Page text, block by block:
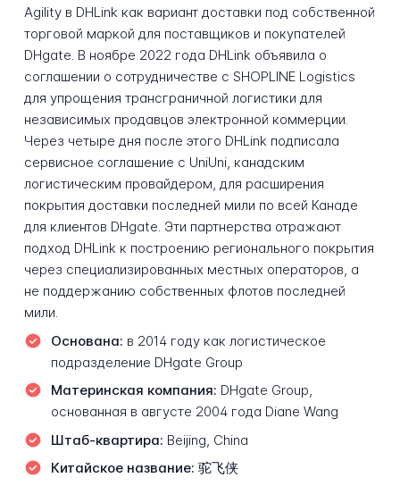
Agility в DHLink как вариант доставки под собственной
торговой маркой для поставщиков и покупателей
DHgate. В ноябре 2022 года DHLink объявила о
соглашении о сотрудничестве с SHOPLINE Logistics
для упрощения трансграничной логистики для
независимых продавцов электронной коммерции.
Через четыре дня после этого DHLink подписала
сервисное соглашение с UniUni, канадским
логистическим провайдером, для расширения
покрытия доставки последней мили по всей Канаде
для клиентов DHgate. Эти партнерства отражают
подход DHLink к построению регионального покрытия
через специализированных местных операторов, а
не поддержанию собственных флотов последней
мили.
Основана: в 2014 году как логистическое
подразделение DHgate Group
Материнская компания: DHgate Group,
основанная в августе 2004 года Diane Wang
Штаб-квартира: Beijing, China
Китайское название: 驼飞侠